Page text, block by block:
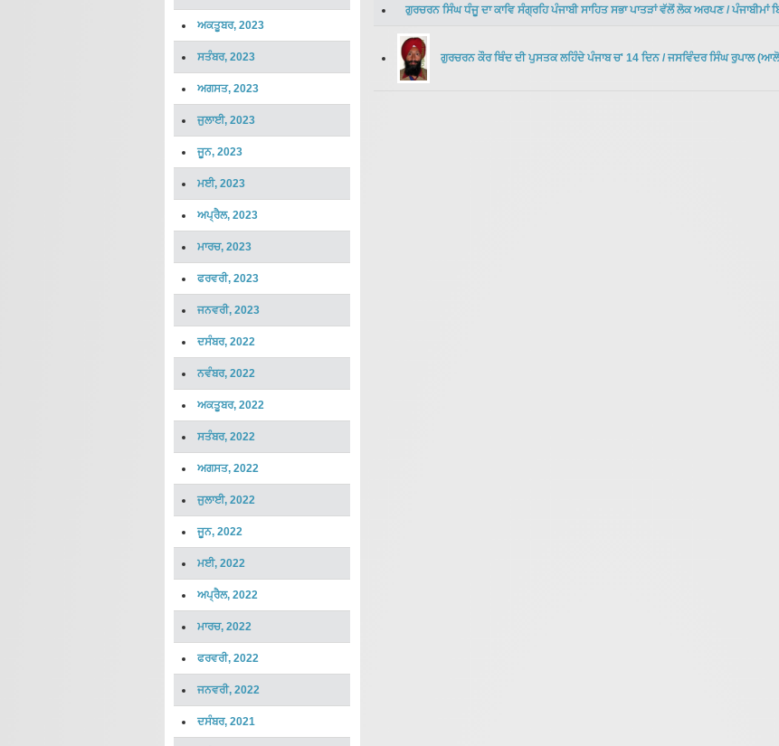
ਅਕਤੂਬਰ, 2023
ਸਤੰਬਰ, 2023
ਅਗਸਤ, 2023
ਜੁਲਾਈ, 2023
ਜੂਨ, 2023
ਮਈ, 2023
ਅਪ੍ਰੈਲ, 2023
ਮਾਰਚ, 2023
ਫਰਵਰੀ, 2023
ਜਨਵਰੀ, 2023
ਦਸੰਬਰ, 2022
ਨਵੰਬਰ, 2022
ਅਕਤੂਬਰ, 2022
ਸਤੰਬਰ, 2022
ਅਗਸਤ, 2022
ਜੁਲਾਈ, 2022
ਜੂਨ, 2022
ਮਈ, 2022
ਅਪ੍ਰੈਲ, 2022
ਮਾਰਚ, 2022
ਫਰਵਰੀ, 2022
ਜਨਵਰੀ, 2022
ਦਸੰਬਰ, 2021
ਗੁਰਚਰਨ ਸਿੰਘ ਧੰਜੂ ਦਾ ਕਾਵਿ ਸੰਗ੍ਰਹਿ ਪੰਜਾਬੀ ਸਾਹਿਤ ਸਭਾ ਪਾਤੜਾਂ ਵੱਲੋਂ ਲੋਕ ਅਰਪਣ/ ਪੰਜਾਬੀਮਾਂ
ਗੁਰਚਰਨ ਕੌਰ ਥਿੰਦ ਦੀ ਪੁਸਤਕ ਲਹਿੰਦੇ ਪੰਜਾਬ ਚ' 14 ਦਿਨ/ ਜਸਵਿੰਦਰ ਸਿੰਘ ਰੁਪਾਲ(